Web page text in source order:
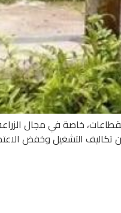
خاصة في مجال
تكاليف التشغيل وخفض